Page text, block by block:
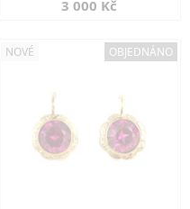
3 000 Kč
NOVÉ OBJEDNÁNO